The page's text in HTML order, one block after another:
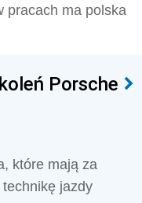
pracach ma polska
Porsche
które mają za
jazdy